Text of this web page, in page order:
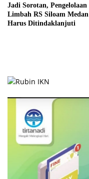
Jadi Sorotan, Pengelolaan
Limbah RS Siloam Medan
Harus Ditindaklanjuti